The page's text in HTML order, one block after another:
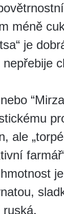
méně
je
nepřebije
nebo
ale